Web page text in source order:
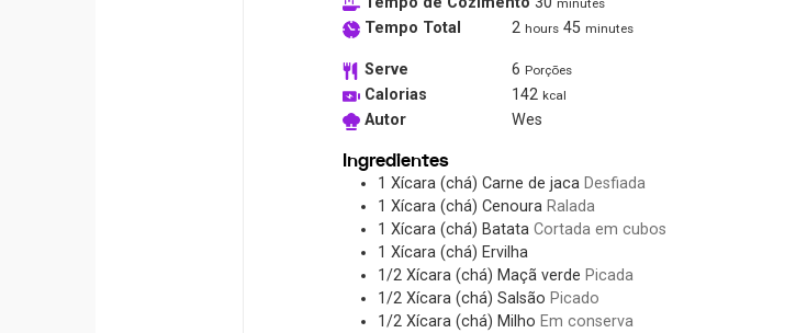
minutes
Tempo Total 2 hours 45 minutes
Serve 6 Porções
Calorias 142 kcal
Autor Wes
Ingredientes
1 Xícara (chá) Carne de jaca Desfiada
1 Xícara (chá) Cenoura Ralada
1 Xícara (chá) Batata Cortada em cubos
1 Xícara (chá) Ervilha
1/2 Xícara (chá) Maçã verde Picada
1/2 Xícara (chá) Salsão Picado
1/2 Xícara (chá) Milho Em conserva